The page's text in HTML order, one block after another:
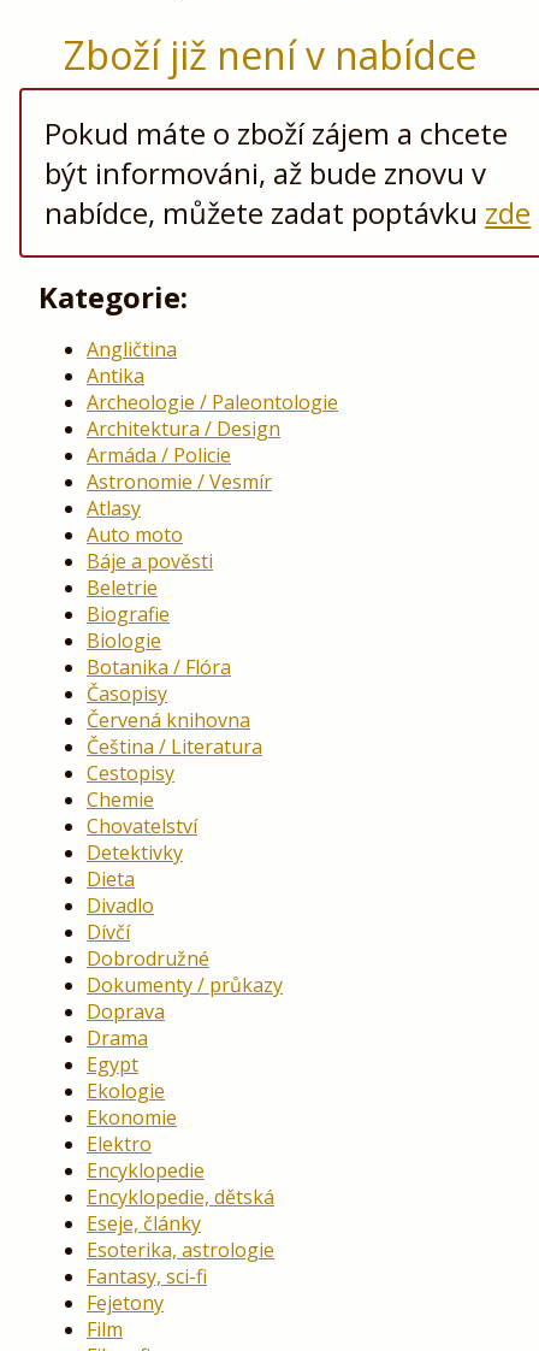
Zboží již není v nabídce
Pokud máte o zboží zájem a chcete
být informováni, až bude znovu v
nabídce, můžete zadat poptávku zde
Kategorie:
Angličtina
Antika
Archeologie / Paleontologie
Architektura / Design
Armáda / Policie
Astronomie / Vesmír
Atlasy
Auto moto
Báje a pověsti
Beletrie
Biografie
Biologie
Botanika / Flóra
Časopisy
Červená knihovna
Čeština / Literatura
Cestopisy
Chemie
Chovatelství
Detektivky
Dieta
Divadlo
Dívčí
Dobrodružné
Dokumenty / průkazy
Doprava
Drama
Egypt
Ekologie
Ekonomie
Elektro
Encyklopedie
Encyklopedie, dětská
Eseje, články
Esoterika, astrologie
Fantasy, sci-fi
Fejetony
Film